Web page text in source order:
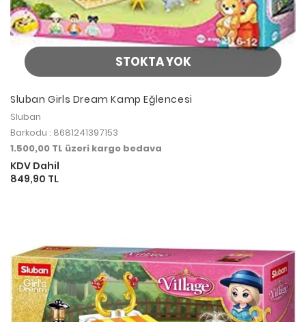
STOKTA YOK
Sluban Girls Dream Kamp Eğlencesi
Sluban
Barkodu : 8681241397153
1.500,00 TL üzeri kargo bedava
KDV Dahil
849,90 TL